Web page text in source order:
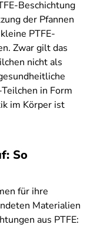
Beschichtung
der Pfannen
PTFE-
Zwar gilt das
nicht als
in Form
im Körper ist
So
für ihre
Materialien
aus PTFE: